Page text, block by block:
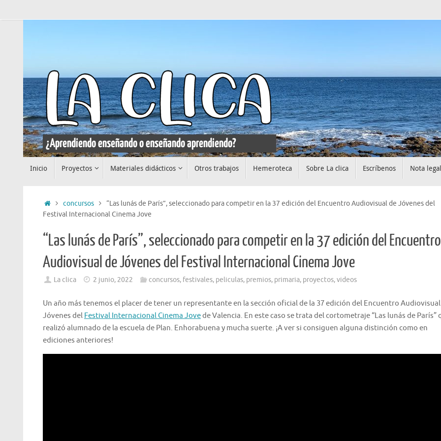
al
Inicio Proyectos Materiales didácticos Otros trabajos Hemeroteca Sobre La clica Escríbenos Nota legal
Inicioconcursos
“Las lunás de París”, seleccionado para competir en la 37 edición del Encuentro Audiovisual de Jóvenes del
Festival Internacional Cinema Jove
“Las lunás de París”, seleccionado para competir en la 37 edición del Encuentro
Audiovisual de Jóvenes del Festival Internacional Cinema Jove
La clica 2 junio, 2022 concursos, festivales, peliculas, premios, primaria, proyectos,videos
Un año más tenemos el placer de tener un representante en la sección oficial de la 37 edición del Encuentro
Jóvenes del Festival Internacional Cinema Jovede Valencia. En este caso se trata del cortometraje “Las lunás de París”
realizó alumnado de la escuela de Plan. Enhorabuena y mucha suerte. ¡A ver si consiguen alguna distinción como en
ediciones anteriores!